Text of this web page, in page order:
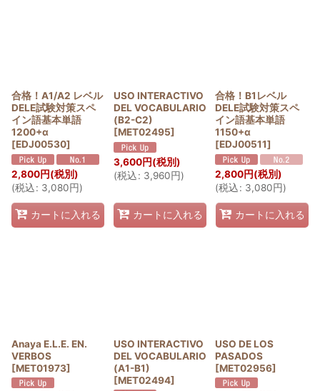
合格！A1/A2 レベル
DELE試験対策スペ
イン語基本単語
1200+α
[EDJ00530]
2,800円(税別)
(税込: 3,080円)
カートに入れる
USO INTERACTIVO
DEL VOCABULARIO
(B2-C2)
[MET02495]
3,600円(税別)
(税込: 3,960円)
カートに入れる
合格！B1レベル
DELE試験対策スペ
イン語基本単語
1150+α
[EDJ00511]
2,800円(税別)
(税込: 3,080円)
カートに入れる
Anaya E.L.E. EN.
VERBOS
[MET01973]
USO INTERACTIVO
DEL VOCABULARIO
(A1-B1)
[MET02494]
USO DE LOS
PASADOS
[MET02956]